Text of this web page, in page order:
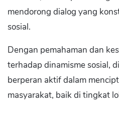
mendorong dialog yang
sosial.
Dengan pemahaman dan
terhadap dinamisme sosial,
berperan aktif dalam
masyarakat, baik di tingkat